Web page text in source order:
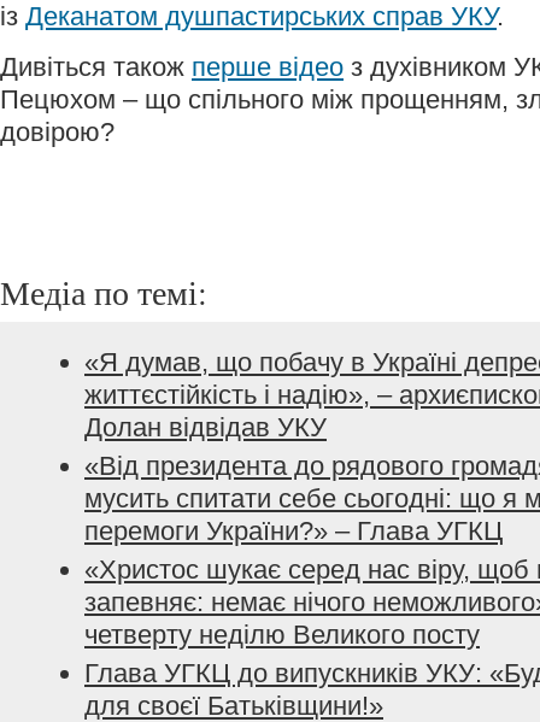
із Деканатом душпастирських справ УКУ.
Дивіться також перше відео з духівником
Пецюхом – що спільного між прощенням,
довірою?
Медіа по темі:
«Я думав, що побачу в Україні
життєстійкість і надію», –
Долан відвідав УКУ
«Від президента до рядового
мусить спитати себе сьогодні: що я
перемоги України?» – Глава УГКЦ
«Христос шукає серед нас віру, щоб
запевняє: немає нічого
четверту неділю Великого посту
Глава УГКЦ до випускників УКУ:
для своєї Батьківщини!»